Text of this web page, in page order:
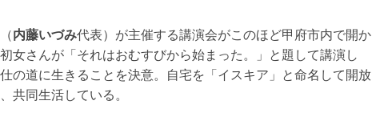
内藤いづみ代表）が主催する講演会がこのほど甲府市内で開か
女さんが「それはおむすびから始まった。」と題して講演し
の道に生きることを決意。自宅を「イスキア」と命名して開放
共同生活している。